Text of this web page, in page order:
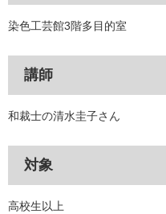
染色工芸館3階多目的室
講師
和裁士の清水圭子さん
対象
高校生以上